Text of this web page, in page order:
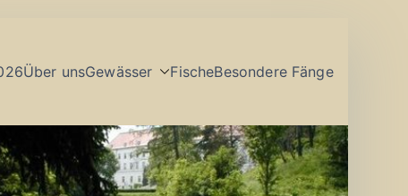
Über unsGewässer FischeBesondere Fänge